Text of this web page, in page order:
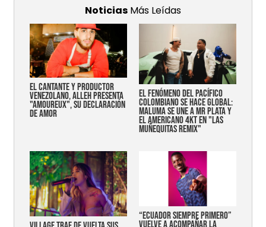
Noticias Más Leídas
EL CANTANTE Y PRODUCTOR
VENEZOLANO, ALLEH PRESENTA
"AMOUREUX", SU DECLARACIÓN
DE AMOR
EL FENÓMENO DEL PACÍFICO
COLOMBIANO SE HACE GLOBAL:
MALUMA SE UNE A MR PLATA Y
EL AMERICANO 4KT EN "LAS
MUÑEQUITAS REMIX"
“Ecuador siempre primero”
vuelve a acompañar la